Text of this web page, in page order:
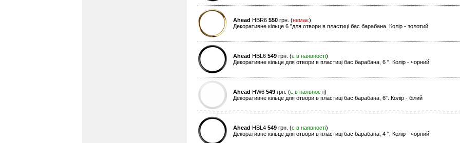
Ahead HBR6 550 грн. (немає)
Декоративне кільце 6 "для отвори в пластиці бас барабана. Колір - золотий
Ahead HBL6 549 грн. (є в наявності)
Декоративне кільце для отвори в пластиці бас барабана, 6 ". Колір - чорний
Ahead HW6 549 грн. (є в наявності)
Декоративне кільце для отвори в пластиці бас барабана, 6". Колір - білий
Ahead HBL4 549 грн. (є в наявності)
Декоративне кільце для отвори в пластиці бас барабана, 4 ". Колір - чорний